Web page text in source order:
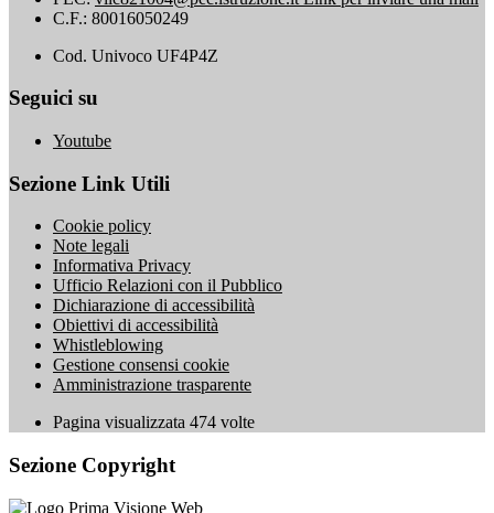
C.F.: 80016050249
Cod. Univoco UF4P4Z
Seguici su
Youtube
Sezione Link Utili
Cookie policy
Note legali
Informativa Privacy
Ufficio Relazioni con il Pubblico
Dichiarazione di accessibilità
Obiettivi di accessibilità
Whistleblowing
Gestione consensi cookie
Amministrazione trasparente
Pagina visualizzata 474 volte
Sezione Copyright